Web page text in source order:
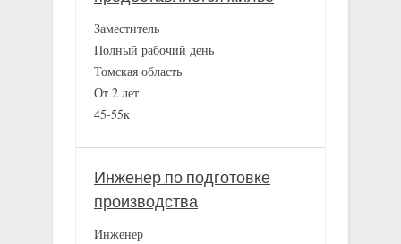
Заместитель
Полный рабочий день
Томская область
От 2 лет
45-55к
Инженер по подготовке
производства
Инженер